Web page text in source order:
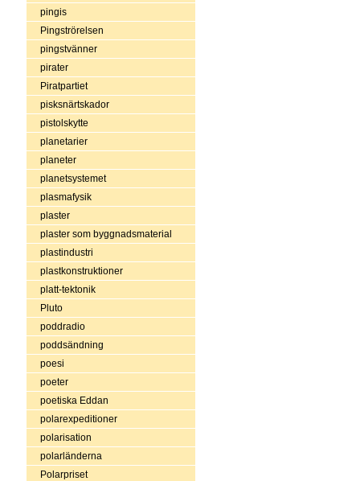
pingis
Pingströrelsen
pingstvänner
pirater
Piratpartiet
pisksnärtskador
pistolskytte
planetarier
planeter
planetsystemet
plasmafysik
plaster
plaster som byggnadsmaterial
plastindustri
plastkonstruktioner
platt-tektonik
Pluto
poddradio
poddsändning
poesi
poeter
poetiska Eddan
polarexpeditioner
polarisation
polarländerna
Polarpriset